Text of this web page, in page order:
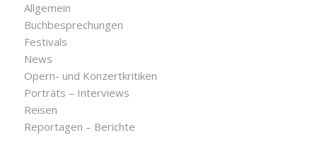
Allgemein
Buchbesprechungen
Festivals
News
Opern- und Konzertkritiken
Porträts – Interviews
Reisen
Reportagen – Berichte